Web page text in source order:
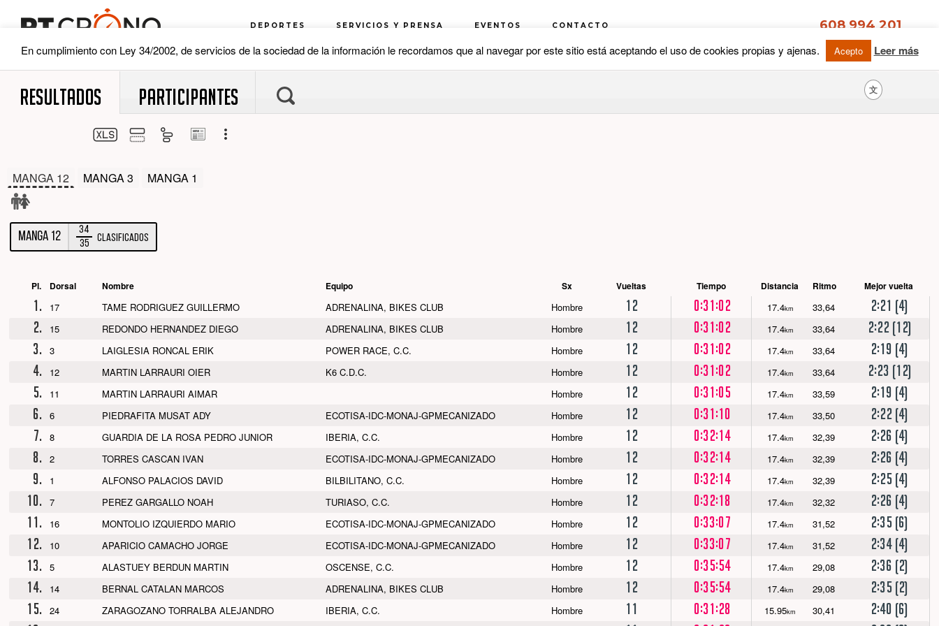
RESULTADOS PARTICIPANTES 文
MANGA 12 MANGA 3 MANGA 1
MANGA 12
34
35
Clasificados
Pl. Dorsal Nombre Equipo Sx Vueltas Tiempo Distancia Ritmo Mejor vuelta
1. 17 TAME RODRIGUEZ GUILLERMO ADRENALINA, BIKES CLUB Hombre 12 0:31:02 17.4km 33,64
2:21 (4)
2.
15 REDONDO HERNANDEZ DIEGO ADRENALINA, BIKES CLUB Hombre 12 0:31:02 17.4km 33,64
2:22 (12)
3.
3 LAIGLESIA RONCAL ERIK POWER RACE, C.C. Hombre 12 0:31:02 17.4km 33,64
2:19 (4)
4.
12 MARTIN LARRAURI OIER K6 C.D.C. Hombre 12 0:31:02 17.4km 33,64
2:23 (12)
5.
11 MARTIN LARRAURI AIMAR Hombre 12 0:31:05 17.4km 33,59
2:19 (4)
6.
6 PIEDRAFITA MUSAT ADY ECOTISA-IDC-MONAJ-GPMECANIZADO Hombre 12 0:31:10 17.4km 33,50
2:22 (4)
7.
8 GUARDIA DE LA ROSA PEDRO JUNIOR IBERIA, C.C. Hombre 12 0:32:14 17.4km 32,39
2:26 (4)
8.
2 TORRES CASCAN IVAN ECOTISA-IDC-MONAJ-GPMECANIZADO Hombre 12 0:32:14 17.4km 32,39
2:26 (4)
9.
1 ALFONSO PALACIOS DAVID BILBILITANO, C.C. Hombre 12 0:32:14 17.4km 32,39
2:25 (4)
10.
7 PEREZ GARGALLO NOAH TURIASO, C.C. Hombre 12 0:32:18 17.4km 32,32
2:26 (4)
11.
16 MONTOLIO IZQUIERDO MARIO ECOTISA-IDC-MONAJ-GPMECANIZADO Hombre 12 0:33:07 17.4km 31,52
2:35 (6)
12.
10 APARICIO CAMACHO JORGE ECOTISA-IDC-MONAJ-GPMECANIZADO Hombre 12 0:33:07 17.4km 31,52
2:34 (4)
13.
5 ALASTUEY BERDUN MARTIN OSCENSE, C.C. Hombre 12 0:35:54 17.4km 29,08
2:36 (2)
14.
14 BERNAL CATALAN MARCOS ADRENALINA, BIKES CLUB Hombre 12 0:35:54 17.4km 29,08
2:35 (2)
15.
24 ZARAGOZANO TORRALBA ALEJANDRO IBERIA, C.C. Hombre 11 0:31:28 15.95km 30,41
2:40 (6)